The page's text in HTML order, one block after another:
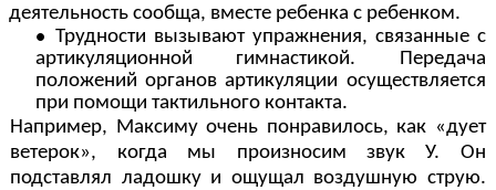
деятельность сообща, вместе ребенка с ребенком.
Трудности вызывают упражнения, связанные с
артикуляционной гимнастикой. Передача
положений органов артикуляции осуществляется
при помощи тактильного контакта.
Например, Максиму очень понравилось, как «дует
ветерок», когда мы произносим звук У. Он
подставлял ладошку и ощущал воздушную струю.